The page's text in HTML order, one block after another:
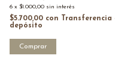
6 x $1.000,00 sin interés
$5.700,00 con
Transferencia
depósito